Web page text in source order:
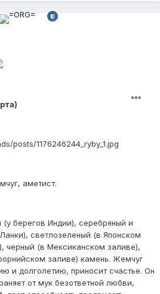
posts/1176246244_ryby_1.jpg
аметист.
берегов Индии), серебряный и
светлозеленый (в Японском
черный (в Мексиканском заливе),
заливе) камень. Жемчуг
и долголетию, приносит счастье. Он
от мук безответной любви,